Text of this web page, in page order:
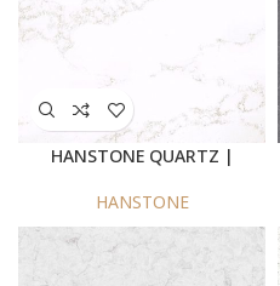
HANSTONE QUARTZ |
HANSTONE